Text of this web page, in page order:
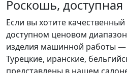
Роскошь,
Если вы хотите
доступном ценовом
изделия машинной работы
Турецкие, иранские,